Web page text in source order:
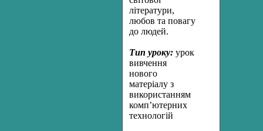
літератури,
любов та повагу
до людей.
Тип уроку: урок
вивчення
нового
матеріалу з
використанням
комп’ютерних
технологій